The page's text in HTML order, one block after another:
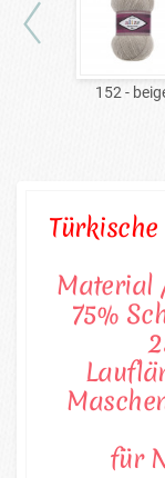
152 -
Material
75%
für